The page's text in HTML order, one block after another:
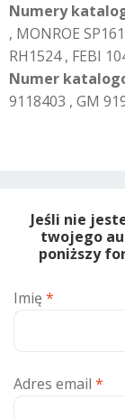
Numery
, MONROE
RH1524 , FEBI
Numer
9118403 , GM
Jeśli nie
twojego
poniższy
Imię *
Adres email *